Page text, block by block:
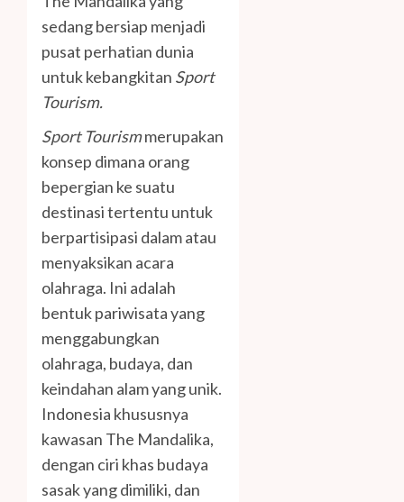
sedang bersiap menjadi
pusat perhatian dunia
untuk kebangkitan Sport
Tourism.
Sport Tourismmerupakan
konsep dimana orang
bepergian ke suatu
destinasi tertentu untuk
berpartisipasi dalam atau
menyaksikan acara
olahraga. Ini adalah
bentuk pariwisata yang
menggabungkan
olahraga, budaya, dan
keindahan alam yang unik.
Indonesia khususnya
kawasan The Mandalika,
dengan ciri khas budaya
sasak yang dimiliki, dan